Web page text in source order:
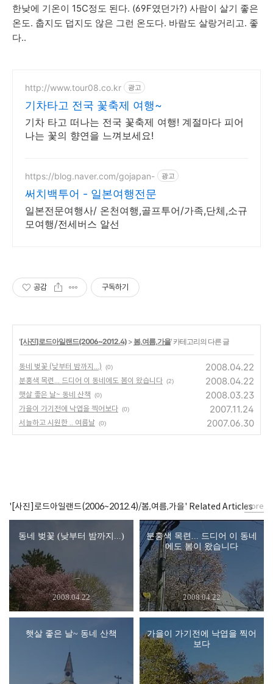
한낮에 기온이 15C정도 된다. (69F였던가?) 사람이 살기 좋은
온도. 춥지도 덥지도 않은 그런 온도다. 바람도 살랑거리고. 좋
다..
http://www.tour08.co.kr 광고
기차타고 전국 꽃축제 여행~
기차 타고 떠나는 전국 꽃축제 여행! 계절마다 피어
나는 꽃의 향연을 느껴보세요!
https://blog.naver.com/gojapan- 광고
써치백투어 - 일본여행전문
일본전문여행사/ 온천여행,골프투어/가족,단체,소규
모여행/전세버스 알선
공감 구독하기
'[사진]로드아일랜드(2006~2012.4) > 봄,여름,가을' 카테고리의 다른 글
동네 벚꽃 (낮부터 밤까지...) (0) 2008.04.22
분홍색 목련... 드디어 이 동네에도 봄이 왔습니다 (2) 2008.04.22
햇살 좋은 날~ 동네 산책 (0) 2008.03.23
가을이 가기전에 낙엽을 찍어보다 (0) 2007.11.24
서늘하고 시원한 .. 여름날 (0) 2007.06.30
'[사진]로드아일랜드(2006~2012.4)/봄,여름,가을' Related Articles
동네 벚꽃 (낮부터 밤까지...)
2008.04.22
분홍색 목련... 드디어 이 동네
에도 봄이 왔습니다
2008.04.22
햇살 좋은 날~ 동네 산책
가을이 가기전에 낙엽을 찍어
보다
more